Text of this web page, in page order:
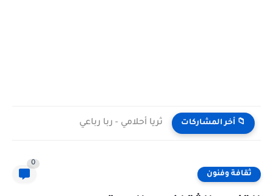
📁 أخر المشاركات ثريا أحلامي - ربا رباعي
ثقافة وفنون
0